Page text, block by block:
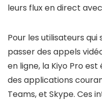
leurs flux en direct
Pour les utilisateurs
passer des appels
en ligne, la Kiyo Pro
des applications
Teams, et Skype. Ces